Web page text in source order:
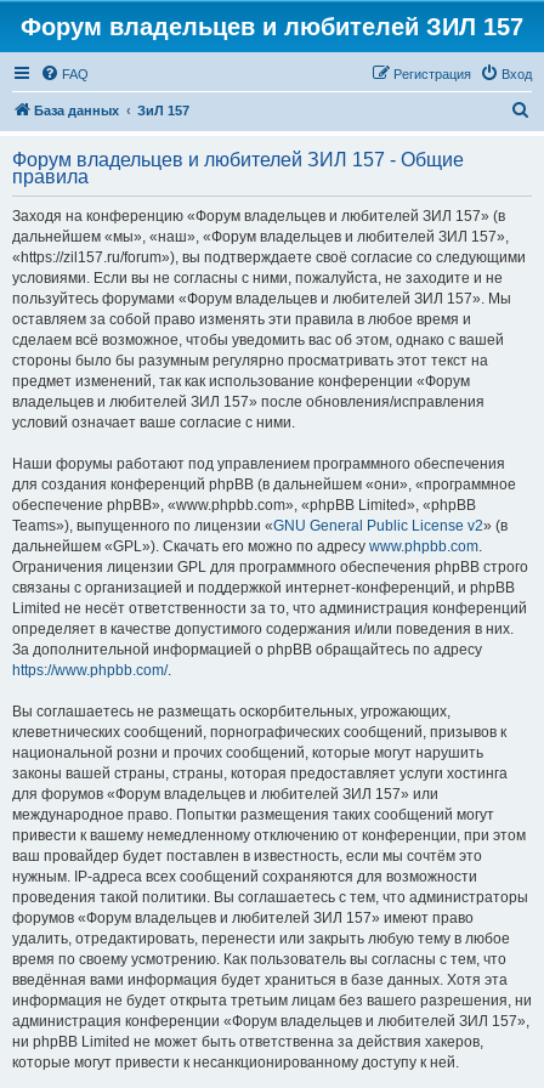
Форум владельцев и любителей ЗИЛ 157
FAQ Вход
Регистрация
База данных ЗиЛ 157
с
Форум владельцев и любителей ЗИЛ 157 - Общие
правила
Заходя на конференцию «Форум владельцев и любителей ЗИЛ 157» (в
дальнейшем «мы», «наш», «Форум владельцев и любителей ЗИЛ 157»,
«https://zil157.ru/forum»), вы подтверждаете своё согласие со следующими
условиями. Если вы не согласны с ними, пожалуйста, не заходите и не
пользуйтесь форумами «Форум владельцев и любителей ЗИЛ 157». Мы
оставляем за собой право изменять эти правила в любое время и
сделаем всё возможное, чтобы уведомить вас об этом, однако с вашей
стороны было бы разумным регулярно просматривать этот текст на
предмет изменений, так как использование конференции «Форум
владельцев и любителей ЗИЛ 157» после обновления/исправления
условий означает ваше согласие с ними.
Наши форумы работают под управлением программного обеспечения
для создания конференций phpBB (в дальнейшем «они», «программное
обеспечение phpBB», «www.phpbb.com», «phpBB Limited», «phpBB
Teams»), выпущенного по лицензии «GNU General Public License v2» (в
дальнейшем «GPL»). Скачать его можно по адресу www.phpbb.com.
Ограничения лицензии GPL для программного обеспечения phpBB строго
связаны с организацией и поддержкой интернет-конференций, и phpBB
Limited не несёт ответственности за то, что администрация конференций
определяет в качестве допустимого содержания и/или поведения в них.
За дополнительной информацией о phpBB обращайтесь по адресу
https://www.phpbb.com/.
Вы соглашаетесь не размещать оскорбительных, угрожающих,
клеветнических сообщений, порнографических сообщений, призывов к
национальной розни и прочих сообщений, которые могут нарушить
законы вашей страны, страны, которая предоставляет услуги хостинга
для форумов «Форум владельцев и любителей ЗИЛ 157» или
международное право. Попытки размещения таких сообщений могут
привести к вашему немедленному отключению от конференции, при этом
ваш провайдер будет поставлен в известность, если мы сочтём это
нужным. IP-адреса всех сообщений сохраняются для возможности
проведения такой политики. Вы соглашаетесь с тем, что администраторы
форумов «Форум владельцев и любителей ЗИЛ 157» имеют право
удалить, отредактировать, перенести или закрыть любую тему в любое
время по своему усмотрению. Как пользователь вы согласны с тем, что
введённая вами информация будет храниться в базе данных. Хотя эта
информация не будет открыта третьим лицам без вашего разрешения, ни
администрация конференции «Форум владельцев и любителей ЗИЛ 157»,
ни phpBB Limited не может быть ответственна за действия хакеров,
которые могут привести к несанкционированному доступу к ней.